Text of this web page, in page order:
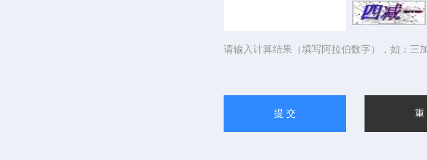
请输入计算结果（填写阿拉伯数字），如：三